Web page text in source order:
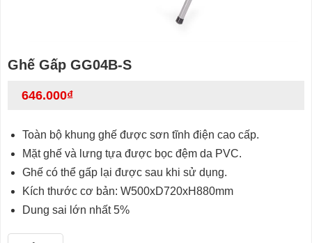
Ghế Gấp GG04B-S
646.000₫
Toàn bộ khung ghế được sơn tĩnh điện cao cấp.
Mặt ghế và lưng tựa được bọc đệm da PVC.
Ghế có thể gấp lại được sau khi sử dụng.
Kích thước cơ bản: W500xD720xH880mm
Dung sai lớn nhất 5%
Ghế Gấp GG04B-S số lượng